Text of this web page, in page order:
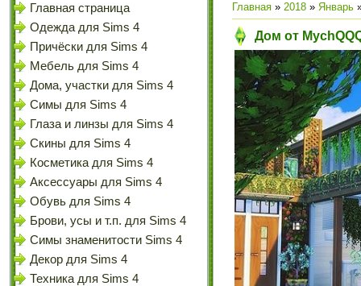
Главная страница
Одежда для Sims 4
Причёски для Sims 4
Мебель для Sims 4
Дома, участки для Sims 4
Симы для Sims 4
Глаза и линзы для Sims 4
Скины для Sims 4
Косметика для Sims 4
Аксессуары для Sims 4
Обувь для Sims 4
Брови, усы и т.п. для Sims 4
Симы знаменитости Sims 4
Декор для Sims 4
Техника для Sims 4
Главная » 2018 » Январь
Дом от